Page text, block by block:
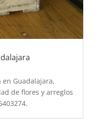
en Guadalajara,
de flores y arreglos